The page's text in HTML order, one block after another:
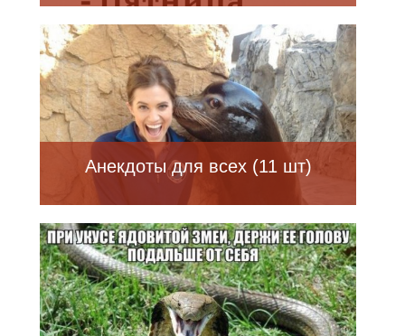
Анекдоты для всех (11 шт)